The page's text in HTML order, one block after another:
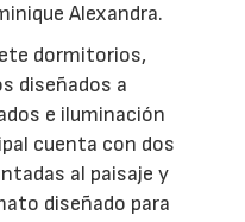
Alexandra.
dormitorios,
diseñados a
e iluminación
cuenta con dos
al paisaje y
diseñado para